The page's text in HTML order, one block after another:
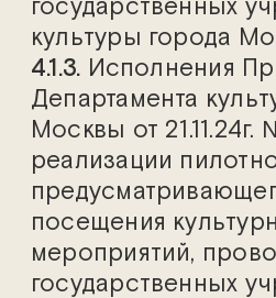
государственных
культуры города
4.1.3. Исполнения
Департамента
Москвы от
реализации
посещения
мероприятий,
государственных